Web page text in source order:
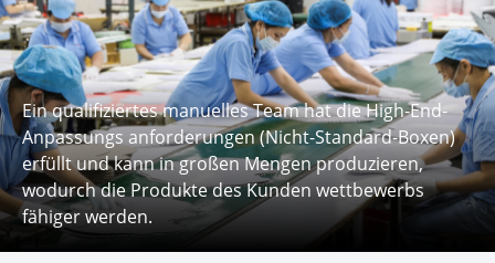
Ein qualifiziertes manuelles Team hat die High-End-
Anpassungs anforderungen (Nicht-Standard-Boxen)
erfüllt und kann in großen Mengen produzieren,
wodurch die Produkte des Kunden wettbewerbs
fähiger werden.